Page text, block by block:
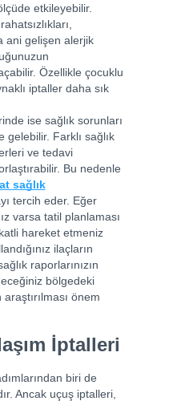
etkileyebilir.
ani gelişen alerjik
Özellikle çocuklu
iptaller daha sık
ise sağlık sorunları
gelebilir. Farklı sağlık
ve tedavi
Bu nedenle
sağlık
tercih eder. Eğer
varsa tatil planlaması
hareket etmeniz
ilaçların
raporlarınızın
bölgedeki
önem
İptalleri
biri de
Ancak uçuş iptalleri,